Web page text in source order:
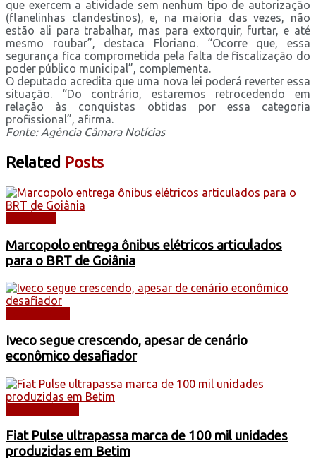
que exercem a atividade sem nenhum tipo de autorização
(flanelinhas clandestinos), e, na maioria das vezes, não
estão ali para trabalhar, mas para extorquir, furtar, e até
mesmo roubar”, destaca Floriano. “Ocorre que, essa
segurança fica comprometida pela falta de fiscalização do
poder público municipal”, complementa.
O deputado acredita que uma nova lei poderá reverter essa
situação. “Do contrário, estaremos retrocedendo em
relação às conquistas obtidas por essa categoria
profissional”, afirma.
Fonte: Agência Câmara Notícias
Related Posts
Marcopolo entrega ônibus elétricos articulados
para o BRT de Goiânia
Iveco segue crescendo, apesar de cenário
econômico desafiador
Fiat Pulse ultrapassa marca de 100 mil unidades
produzidas em Betim